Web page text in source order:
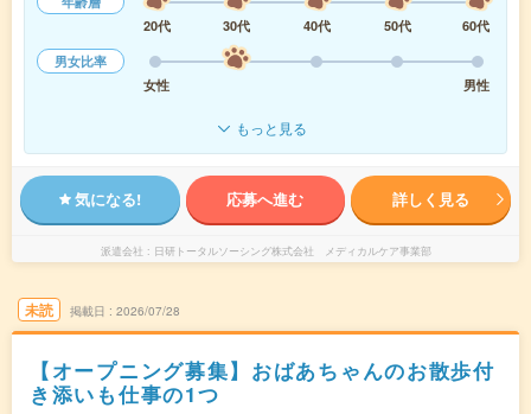
20代
30代 40代 50代
60代
男女比率
女性
男性
もっと見る
気になる! 応募へ進む 詳しく見る
派遣会社 日研トータルソーシング株式会社 メディカルケア事業部
未読 掲載日 2026/07/28
【オープニング募集】おばあちゃんのお散歩付
き添いも仕事の1つ